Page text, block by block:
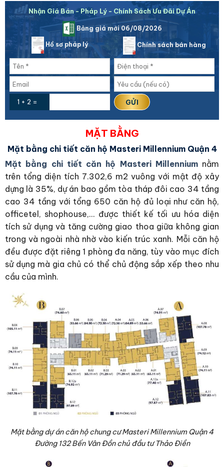
Nhận Giá Bán - Pháp Lý - Chính Sách Ưu Đãi Dự Án
Bảng giá mới 06/08/2026
Hồ sơ pháp lý Chính sách bán hàng
1 + 2 =
MẶT BẰNG
Mặt bằng chi tiết căn hộ Masteri Millennium Quận 4
Mặt bằng chi tiết căn hộ Masteri Millenniumnằm
trên tổng diện tích 7.302,6 m2 vuông với mật độ xây
dựng là 35%, dự án bao gồm tòa tháp đôi cao 34 tầng
cao 34 tầng với tổng 650 căn hộ đủ loại như căn hộ,
officetel, shophouse,… được thiết kế tối ưu hóa diện
tích sử dụng và tăng cường giao thoa giữa không gian
trong và ngoài nhà nhờ vào kiến trúc xanh. Mỗi căn hộ
đều được đặt riêng 1 phòng đa năng, tùy vào mục đích
sử dụng mà gia chủ có thể chủ động sắp xếp theo nhu
cầu của mình.
Mặt bằng dự án căn hộ chung cư Masteri Millennium Quận 4
Đường 132 Bến Vân Đồn chủ đầu tư Thảo Điền